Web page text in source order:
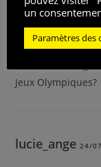
Je suis
Jeux Olympiques?
lucie_ange24/
un
Paramètres des